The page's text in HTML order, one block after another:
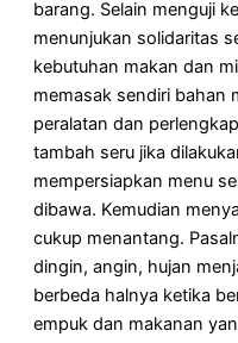
barang. Selain menguji
menunjukan solidaritas
kebutuhan makan dan
memasak sendiri bahan
peralatan dan
tambah seru jika
mempersiapkan menu
dibawa. Kemudian
cukup menantang.
dingin, angin, hujan
berbeda halnya ketika
empuk dan makanan